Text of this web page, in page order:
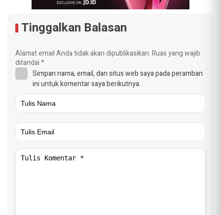
Tinggalkan Balasan
Alamat email Anda tidak akan dipublikasikan.Ruas yang wajib
ditandai*
Simpan nama, email, dan situs web saya pada peramban
ini untuk komentar saya berikutnya.